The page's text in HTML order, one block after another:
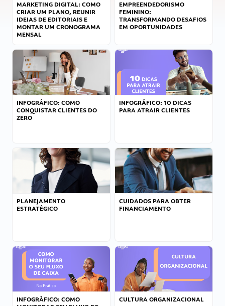
MARKETING DIGITAL: COMO
CRIAR UM PLANO, REUNIR
IDEIAS DE EDITORIAIS E
MONTAR UM CRONOGRAMA
MENSAL
EMPREENDEDORISMO
FEMININO:
TRANSFORMANDO DESAFIOS
EM OPORTUNIDADES
INFOGRÁFICO: COMO
CONQUISTAR CLIENTES DO
ZERO
INFOGRÁFICO: 10 DICAS
PARA ATRAIR CLIENTES
PLANEJAMENTO
ESTRATÉGICO
CUIDADOS PARA OBTER
FINANCIAMENTO
INFOGRÁFICO: COMO
CULTURA ORGANIZACIONAL